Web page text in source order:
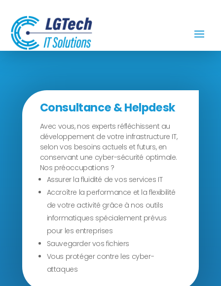
Consultance & Helpdesk
Avec vous, nos experts réfléchissent au
développement de votre infrastructure IT,
selon vos besoins actuels et futurs, en
conservant une cyber-sécurité optimale.
Nos préoccupations ?
Assurer la fluidité de vos services IT
Accroître la performance et la flexibilité
de votre activité grâce à nos outils
informatiques spécialement prévus
pour les entreprises
Sauvegarder vos fichiers
Vous protéger contre les cyber-
attaques